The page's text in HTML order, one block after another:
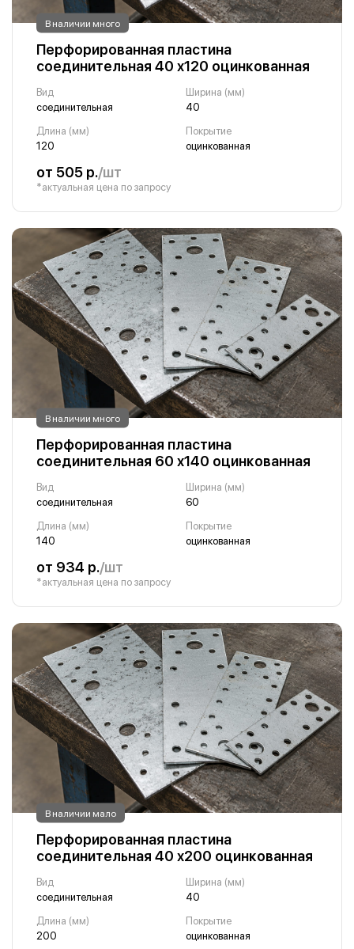
В наличии много
Перфорированная пластина
соединительная 40 х120 оцинкованная
Вид
соединительная
Ширина (мм)
40
Длина (мм)
120
Покрытие
оцинкованная
от 505 р./шт
*актуальная цена по запросу
В наличии много
Перфорированная пластина
соединительная 60 х140 оцинкованная
Вид
соединительная
Ширина (мм)
60
Длина (мм)
140
Покрытие
оцинкованная
от 934 р./шт
*актуальная цена по запросу
В наличии мало
Перфорированная пластина
соединительная 40 х200 оцинкованная
Вид
соединительная
Ширина (мм)
40
Длина (мм)
200
Покрытие
оцинкованная